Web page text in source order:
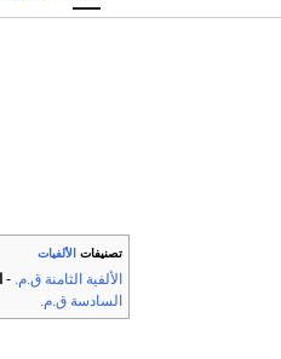
تصنيفات الألفيات
الألفية الثامنة ق.م. -
السادسة ق.م.